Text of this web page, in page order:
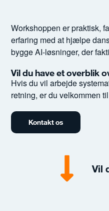
Workshoppen er praktisk,
erfaring med at hjælpe
bygge AI-løsninger, der
Vil du have et overblik
Hvis du vil arbejde
retning, er du velkommen
Kontakt os
Vil